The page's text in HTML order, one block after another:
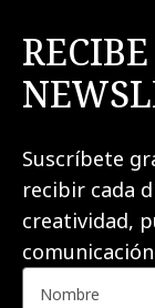
Suscríbete
recibir cada
creatividad,